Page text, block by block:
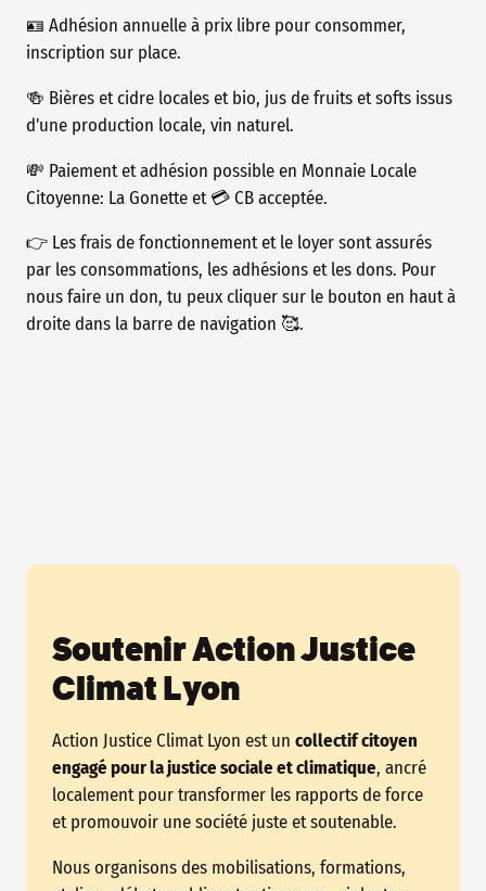
🪪 Adhésion annuelle à prix libre pour consommer,
inscription sur place.
🍻 Bières et cidre locales et bio, jus de fruits et softs issus
d'une production locale, vin naturel.
💸 Paiement et adhésion possible en Monnaie Locale
Citoyenne: La Gonette et 💳 CB acceptée.
👉 Les frais de fonctionnement et le loyer sont assurés
par les consommations, les adhésions et les dons. Pour
nous faire un don, tu peux cliquer sur le bouton en haut à
droite dans la barre de navigation 🥰.
Soutenir Action Justice
Climat Lyon
Action Justice Climat Lyon est un collectif citoyen
engagé pour la justice sociale et climatique, ancré
localement pour transformer les rapports de force
et promouvoir une société juste et soutenable.
Nous organisons des mobilisations, formations,